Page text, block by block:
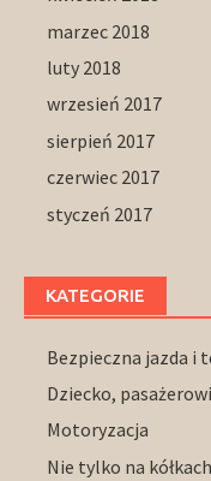
marzec 2018
luty 2018
wrzesień 2017
sierpień 2017
czerwiec 2017
styczeń 2017
KATEGORIE
Bezpieczna jazda i
Dziecko,
Motoryzacja
Nie tylko na kółkach